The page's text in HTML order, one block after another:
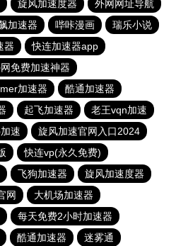
旋风加速度器
外网网址导航
加速器 哔咔漫画
瑞乐小说
器
快连加速器app
免费加速神器
加速器
酷通加速器
起飞加速器
老王vqn加速
速
旋风加速官网入口2024
快连vp(永久免费)
飞狗加速器
旋风加速度器
网
大机场加速器
每天免费2小时加速器
酷通加速器 迷雾通